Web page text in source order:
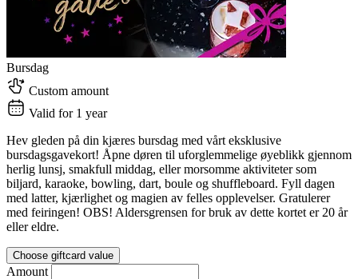
Bursdag
Custom amount
Valid for 1 year
Hev gleden på din kjæres bursdag med vårt eksklusive
bursdagsgavekort! Åpne døren til uforglemmelige øyeblikk gjennom
herlig lunsj, smakfull middag, eller morsomme aktiviteter som
biljard, karaoke, bowling, dart, boule og shuffleboard. Fyll dagen
med latter, kjærlighet og magien av felles opplevelser. Gratulerer
med feiringen! OBS! Aldersgrensen for bruk av dette kortet er 20 år
eller eldre.
Choose giftcard value
Amount